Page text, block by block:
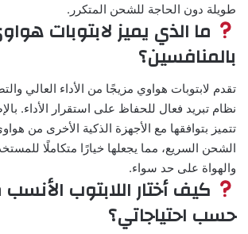
طويلة دون الحاجة للشحن المتكرر.
ما الذي يميز لابتوبات
بالمنافسين؟
تقدم لابتوبات هواوي مزيجًا من الأداء العالي
نظام تبريد فعال للحفاظ على استقرار الأداء.
تتميز بتوافقها مع الأجهزة الذكية الأخرى من
الشحن السريع، مما يجعلها خيارًا متكاملًا
والهواة على حد سواء.
كيف أختار اللابتوب
حسب احتياجاتي؟